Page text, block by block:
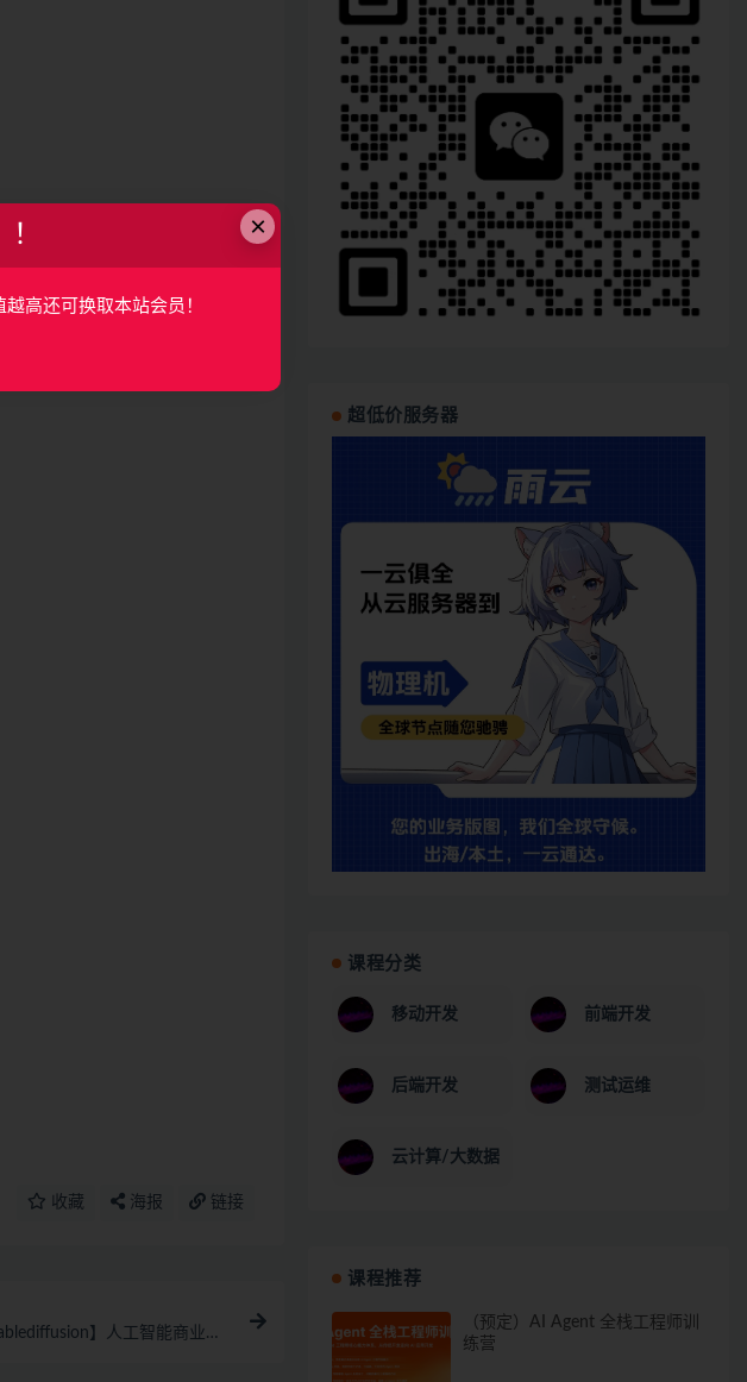
收藏 海报 链接
】人工智能商业应
超低价服务器
课程分类
移动开发 前端开发
后端开发 测试运维
云计算/大数据
课程推荐
（预定）AI Agent 全栈工程师训
练营
×
高还可换取本站会员！